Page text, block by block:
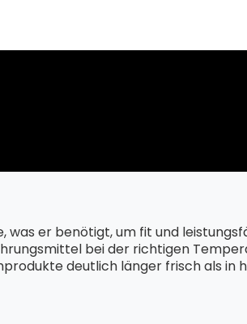
er benötigt, um fit und
bei der richtigen
deutlich länger frisch als in